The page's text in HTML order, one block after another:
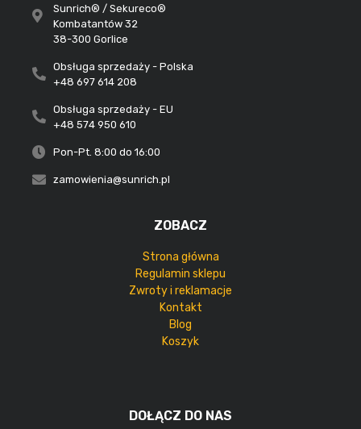
Sunrich® / Sekureco®
Kombatantów 32
38-300 Gorlice
Obsługa sprzedaży - Polska
+48 697 614 208
Obsługa sprzedaży - EU
+48 574 950 610
Pon-Pt. 8:00 do 16:00
zamowienia@sunrich.pl
ZOBACZ
Strona główna
Regulamin sklepu
Zwroty i reklamacje
Kontakt
Blog
Koszyk
DOŁĄCZ DO NAS